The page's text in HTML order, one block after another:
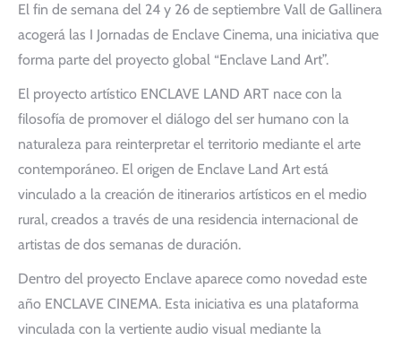
El fin de semana del 24 y 26 de septiembre Vall de Gallinera
acogerá las I Jornadas de Enclave Cinema, una iniciativa que
forma parte del proyecto global “Enclave Land Art”.
El proyecto artístico ENCLAVE LAND ART nace con la
filosofía de promover el diálogo del ser humano con la
naturaleza para reinterpretar el territorio mediante el arte
contemporáneo. El origen de Enclave Land Art está
vinculado a la creación de itinerarios artísticos en el medio
rural, creados a través de una residencia internacional de
artistas de dos semanas de duración.
Dentro del proyecto Enclave aparece como novedad este
año ENCLAVE CINEMA. Esta iniciativa es una plataforma
vinculada con la vertiente audio visual mediante la